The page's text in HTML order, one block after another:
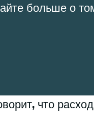
больше о
что